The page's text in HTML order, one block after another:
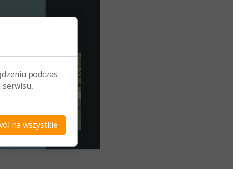
podczas
serwisu,
na wszystkie